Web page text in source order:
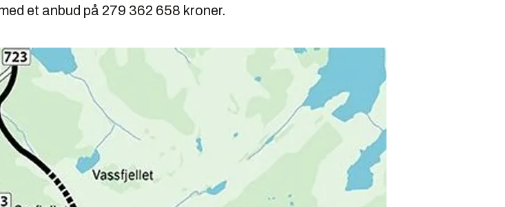
et anbud på 279 362 658 kroner.